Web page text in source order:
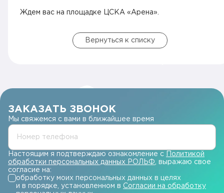
Ждем вас на площадке ЦСКА «Арена».
Вернуться к списку
ЗАКАЗАТЬ ЗВОНОК
Мы свяжемся с вами в ближайшее время
Номер телефона
Настоящим я подтверждаю ознакомление с
Политикой
обработки персональных данных РОЛЬФ , выражаю свое
согласие на:
обработку моих персональных данных в целях
и в порядке, установленном в Согласии на обработку